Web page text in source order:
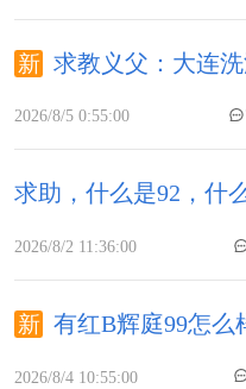
求教义父：大连
2026/8/5 0:55:00
求助，什么是92，什
2026/8/2 11:36:00
有红B辉庭99怎么
2026/8/4 10:55:00